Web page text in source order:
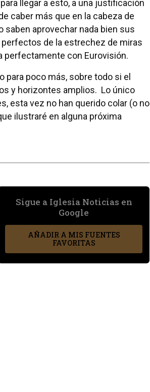
llegar a esto, a una justificación
caber más que en la cabeza de
aprovechar nada bien sus
de la estrechez de miras
perfectamente con Eurovisión.
para poco más, sobre todo si el
y horizontes amplios. Lo único
esta vez no han querido colar (o no
ilustraré en alguna próxima
Sigue a Iglesia Noticias en
Google
AÑADIR A MIS FUENTES
FAVORITAS